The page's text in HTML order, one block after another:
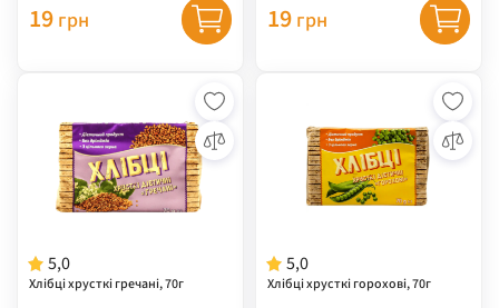
19 грн 19 грн
5,0
Хлібці хрусткі гречані, 70г
5,0
Хлібці хрусткі горохові, 70г